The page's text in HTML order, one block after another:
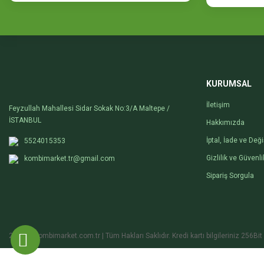
Feyzullah Mahallesi Sidar Sokak No:3/A Maltepe /
İSTANBUL
5524015353
kombimarket.tr@gmail.com
KURUMSAL
İletişim
Hakkımızda
İptal, İade ve
Gizlilik ve
Sipariş Sorgula
2020 © kombimarket.com.tr | Tüm Hakları Saklıdır. Kredi kartı bilgileriniz